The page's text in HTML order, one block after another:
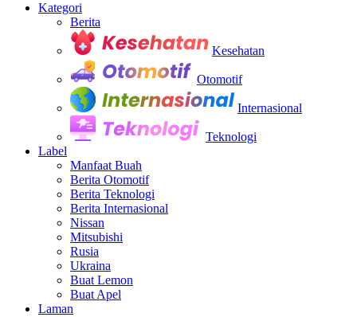
Kategori
Berita
Kesehatan
Otomotif
Internasional
Teknologi
Label
Manfaat Buah
Berita Otomotif
Berita Teknologi
Berita Internasional
Nissan
Mitsubishi
Rusia
Ukraina
Buat Lemon
Buat Apel
Laman